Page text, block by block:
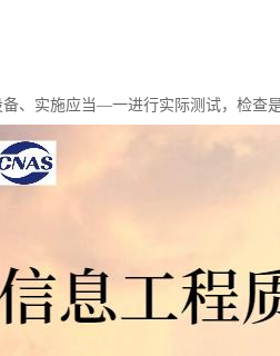
、实施应当—一进行实际测试，检查